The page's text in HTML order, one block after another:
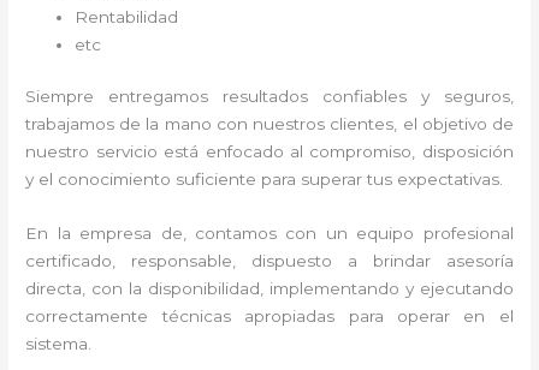
Rentabilidad
etc
Siempre entregamos resultados confiables y seguros,
trabajamos de la mano con nuestros clientes, el objetivo de
nuestro servicio está enfocado al compromiso, disposición
y el conocimiento suficiente para superar tus expectativas.
En la empresa de , contamos con un equipo profesional
certificado, responsable, dispuesto a brindar asesoría
directa, con la disponibilidad, implementando y ejecutando
correctamente técnicas apropiadas para operar en el
sistema.